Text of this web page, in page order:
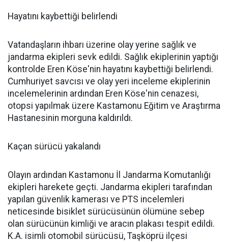
Hayatını kaybettiği belirlendi
Vatandaşların ihbarı üzerine olay yerine sağlık ve
jandarma ekipleri sevk edildi. Sağlık ekiplerinin yaptığı
kontrolde Eren Köse'nin hayatını kaybettiği belirlendi.
Cumhuriyet savcısı ve olay yeri inceleme ekiplerinin
incelemelerinin ardından Eren Köse'nin cenazesi,
otopsi yapılmak üzere Kastamonu Eğitim ve Araştırma
Hastanesinin morguna kaldırıldı.
Kaçan sürücü yakalandı
Olayın ardından Kastamonu İl Jandarma Komutanlığı
ekipleri harekete geçti. Jandarma ekipleri tarafından
yapılan güvenlik kamerası ve PTS incelemleri
neticesinde bisiklet sürücüsünün ölümüne sebep
olan sürücünün kimliği ve aracın plakası tespit edildi.
K.A. isimli otomobil sürücüsü, Taşköprü ilçesi